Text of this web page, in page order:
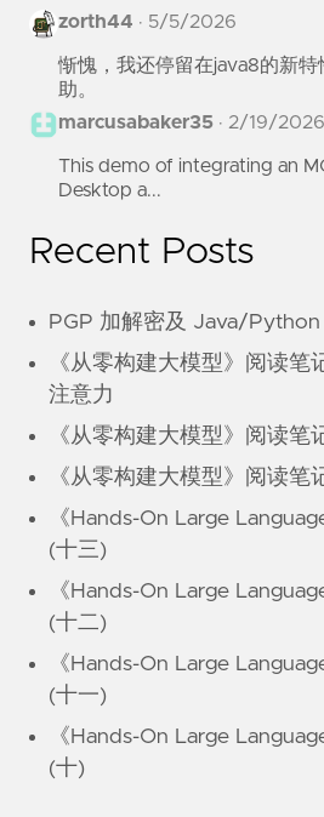
zorth44 · 5/5/2026
惭愧，我还停留在java8的新
助。
marcusabaker35 · 2/19/2026
This demo of integrating an
Desktop a...
Recent Posts
PGP 加解密及 Java/
《从零构建大模型》阅读笔
注意力
《从零构建大模型》阅读笔
《从零构建大模型》阅读笔
《Hands-On Large
(十三)
《Hands-On Large
(十二)
《Hands-On Large
(十一)
《Hands-On Large
(十)